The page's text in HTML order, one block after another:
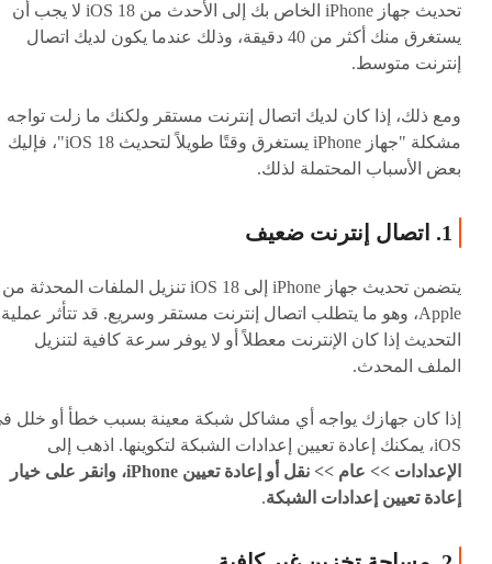
تحديث جهاز iPhone الخاص بك إلى الأحدث من iOS 18 لا يجب أن
يستغرق منك أكثر من 40 دقيقة، وذلك عندما يكون لديك اتصال
إنترنت متوسط.
ومع ذلك، إذا كان لديك اتصال إنترنت مستقر ولكنك ما زلت تواجه
مشكلة "جهاز iPhone يستغرق وقتًا طويلاً لتحديث iOS 18"، فإليك
بعض الأسباب المحتملة لذلك.
1. اتصال إنترنت ضعيف
يتضمن تحديث جهاز iPhone إلى iOS 18 تنزيل الملفات المحدثة من
Apple، وهو ما يتطلب اتصال إنترنت مستقر وسريع. قد تتأثر عملية
التحديث إذا كان الإنترنت معطلاً أو لا يوفر سرعة كافية لتنزيل
الملف المحدث.
إذا كان جهازك يواجه أي مشاكل شبكة معينة بسبب خطأ أو خلل
iOS، يمكنك إعادة تعيين إعدادات الشبكة لتكوينها. اذهب إلى
الإعدادات >> عام >> نقل أو إعادة تعيين iPhone، وانقر على خيار
إعادة تعيين إعدادات الشبكة.